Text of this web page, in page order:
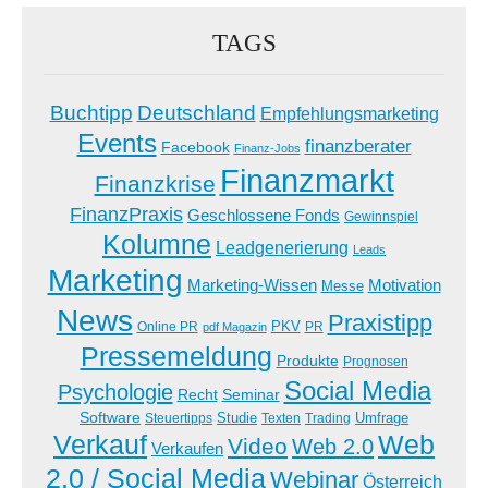
TAGS
Buchtipp Deutschland Empfehlungsmarketing
Events Facebook Finanz-Jobs finanzberater
Finanzkrise Finanzmarkt
FinanzPraxis Geschlossene Fonds Gewinnspiel
Kolumne Leadgenerierung Leads
Marketing Marketing-Wissen Messe Motivation
News Online PR pdf Magazin PKV PR Praxistipp
Pressemeldung Produkte Prognosen
Psychologie Recht Seminar Social Media
Software Steuertipps Studie Texten Trading Umfrage
Verkauf Verkaufen Video Web 2.0Web
2.0 / Social MediaWebinar Österreich